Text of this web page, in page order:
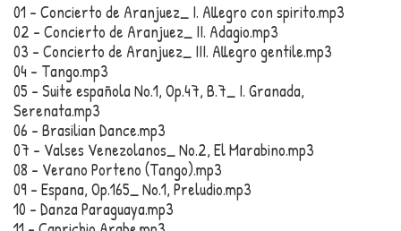
01 – Concierto de Aranjuez_ I. Allegro con spirito.mp3
02 – Concierto de Aranjuez_ II. Adagio.mp3
03 – Concierto de Aranjuez_ III. Allegro gentile.mp3
04 – Tango.mp3
05 – Suite española No.1, Op.47, B.7_ I. Granada,
Serenata.mp3
06 – Brasilian Dance.mp3
07 – Valses Venezolanos_ No.2, El Marabino.mp3
08 – Verano Porteno (Tango).mp3
09 – Espana, Op.165_ No.1, Preludio.mp3
10 – Danza Paraguaya.mp3